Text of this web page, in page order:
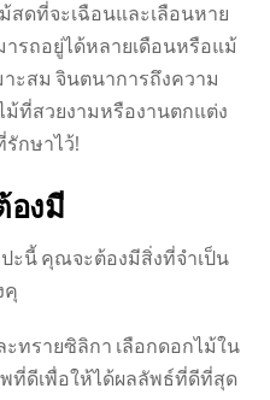
ดที่จะเฉือนและเลือนหาย
รถอยู่ได้หลายเดือนหรือแม้
ะสม จินตนาการถึงความ
ม้ที่สวยงามหรืองานตกแต่ง
กษาไว้!
องมี
ะนี้ คุณจะต้องมีสิ่งที่จำเป็น
คุ
ทรายซิลิกา เลือกดอกไม้ใน
ที่ดีเพื่อให้ได้ผลลัพธ์ที่ดีที่สุด